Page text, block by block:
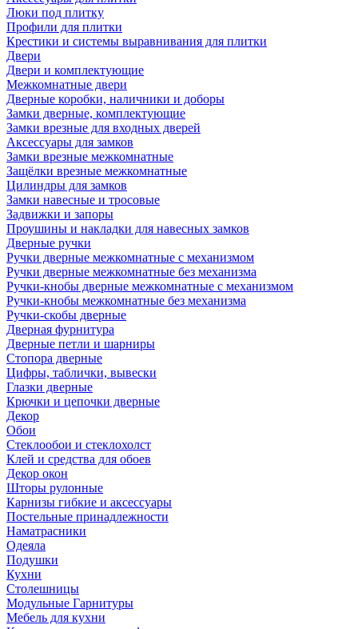
Люки под плитку
Профили для плитки
Крестики и системы выравнивания для плитки
Двери
Двери и комплектующие
Межкомнатные двери
Дверные коробки, наличники и доборы
Замки дверные, комплектующие
Замки врезные для входных дверей
Аксессуары для замков
Замки врезные межкомнатные
Защёлки врезные межкомнатные
Цилиндры для замков
Замки навесные и тросовые
Задвижки и запоры
Проушины и накладки для навесных замков
Дверные ручки
Ручки дверные межкомнатные с механизмом
Ручки дверные межкомнатные без механизма
Ручки-кнобы дверные межкомнатные с механизмом
Ручки-кнобы межкомнатные без механизма
Ручки-скобы дверные
Дверная фурнитура
Дверные петли и шарниры
Стопора дверные
Цифры, таблички, вывески
Глазки дверные
Крючки и цепочки дверные
Декор
Обои
Стеклообои и стеклохолст
Клей и средства для обоев
Декор окон
Шторы рулонные
Карнизы гибкие и аксессуары
Постельные принадлежности
Наматрасники
Одеяла
Подушки
Кухни
Столешницы
Модульные Гарнитуры
Мебель для кухни